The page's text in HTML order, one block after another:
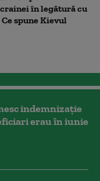
în legătură cu
spune Kievul
indemnizaţie
erau în iunie